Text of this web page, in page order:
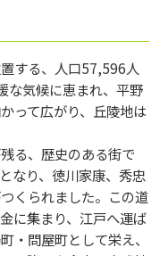
する、人口57,596人
な気候に恵まれ、平野
って広がり、丘陵地は
る、歴史のある街で
なり、徳川家康、秀忠
くられました。この道
に集まり、江戸へ運ば
・問屋町として栄え、